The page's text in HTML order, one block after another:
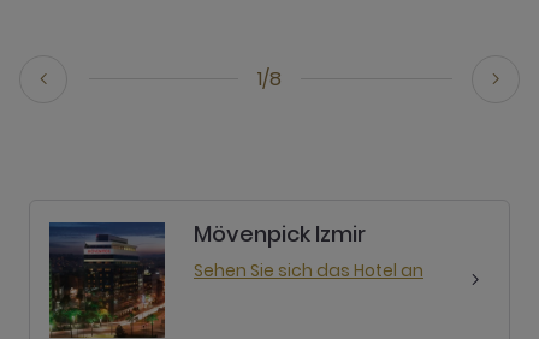
1/8
Mövenpick Izmir
Sehen Sie sich das Hotel an